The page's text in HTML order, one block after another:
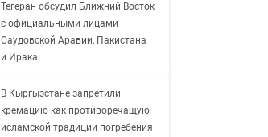
Тегеран обсудил Ближний Восток
с официальными лицами
Саудовской Аравии, Пакистана
и Ирака
В Кыргызстане запретили
кремацию как противоречащую
исламской традиции погребения